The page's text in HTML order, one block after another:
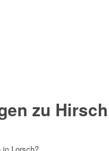
zu Hirsch